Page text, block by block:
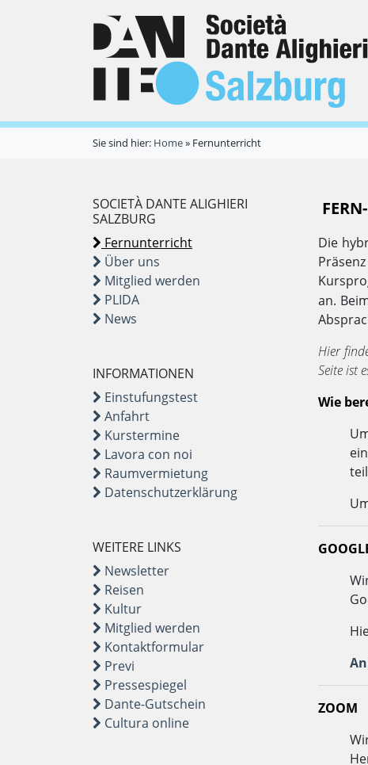
Sie sind hier: Home» Fernunterricht
SOCIETÀ DANTE ALIGHIERI
SALZBURG
Fernunterricht
Über uns
Mitglied werden
PLIDA
News
INFORMATIONEN
Einstufungstest
Anfahrt
Kurstermine
Lavora con noi
Raumvermietung
Datenschutzerklärung
WEITERE LINKS
Newsletter
Reisen
Kultur
Mitglied werden
Kontaktformular
Previ
Pressespiegel
Dante-Gutschein
Cultura online
Die
an.
Hier
Seite ist
Wie
ZOOM